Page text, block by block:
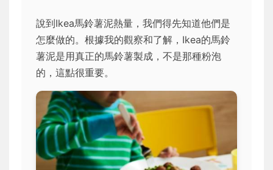
說到Ikea馬鈴薯泥熱量，我們得先知道他們是
怎麼做的。根據我的觀察和了解，Ikea的馬鈴
薯泥是用真正的馬鈴薯製成，不是那種粉泡
的，這點很重要。